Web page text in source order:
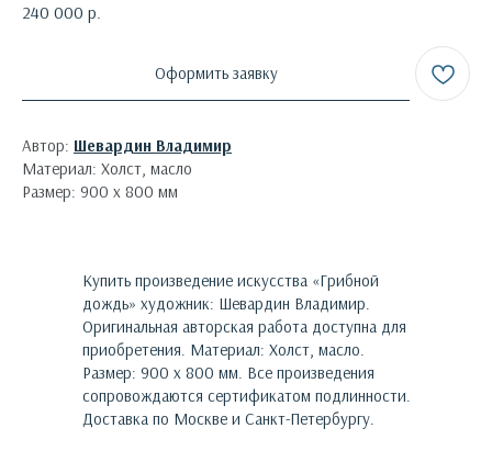
240 000 р.
Оформить заявку
Автор: Шевардин Владимир
Материал: Холст, масло
Размер: 900 х 800 мм
Купить произведение искусства «Грибной
дождь» художник: Шевардин Владимир.
Оригинальная авторская работа доступна для
приобретения. Материал: Холст, масло.
Размер: 900 х 800 мм. Все произведения
сопровождаются сертификатом подлинности.
Доставка по Москве и Санкт-Петербургу.